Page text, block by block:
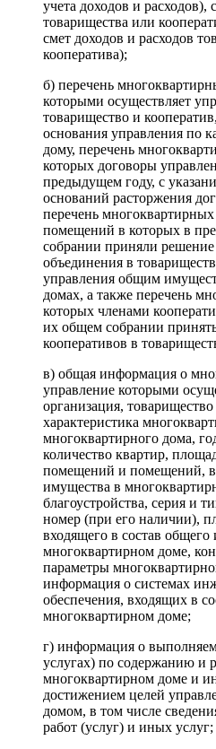
учета доходов и расходов),
товарищества или
смет доходов и расходов
кооператива);
б) перечень
которыми осуществляет
товарищество и
основания управления по
дому, перечень
которых договоры
предыдущем году, с
оснований расторжения
перечень
помещений в которых в
собрании приняли
объединения в
управления общим
домах, а также перечень
которых членами
их общем собрании
кооперативов в
в) общая информация о
управление которыми
организация,
характеристика
многоквартирного дома,
количество квартир,
помещений и помещений,
имущества в
благоустройства, серия и
номер (при его наличии),
входящего в состав общего
многоквартирном доме,
параметры
информация о системах
обеспечения, входящих в
многоквартирном доме;
г) информация о
услугах) по содержанию и
многоквартирном доме и
достижением целей
домом, в том числе
работ (услуг) и иных услуг;